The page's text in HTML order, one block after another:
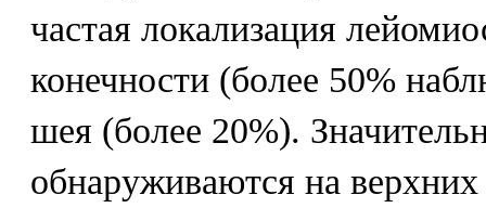
частая локализация
конечности (более 50%
шея (более 20%).
обнаруживаются на